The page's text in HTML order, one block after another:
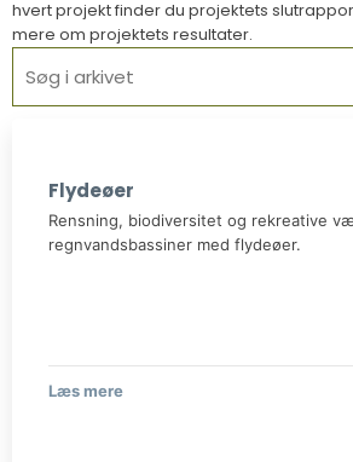
hvert projekt finder du projektets
mere om projektets resultater.
Flydeøer
Rensning, biodiversitet og rekreative
regnvandsbassiner med flydeøer.
Læs mere​